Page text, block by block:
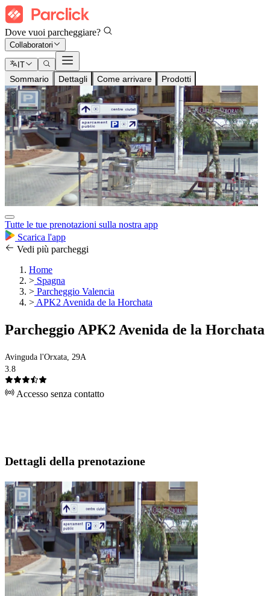
Dove vuoi parcheggiare?
Collaboratori
IT
Sommario Dettagli Come arrivare Prodotti
Tutte le tue prenotazioni sulla nostra app
Scarica l'app
Vedi più parcheggi
Home
> Spagna
> Parcheggio Valencia
> APK2 Avenida de la Horchata
Parcheggio APK2 Avenida de la Horchata
Avinguda l'Orxata, 29A
3.8
Accesso senza contatto
Dettagli della prenotazione